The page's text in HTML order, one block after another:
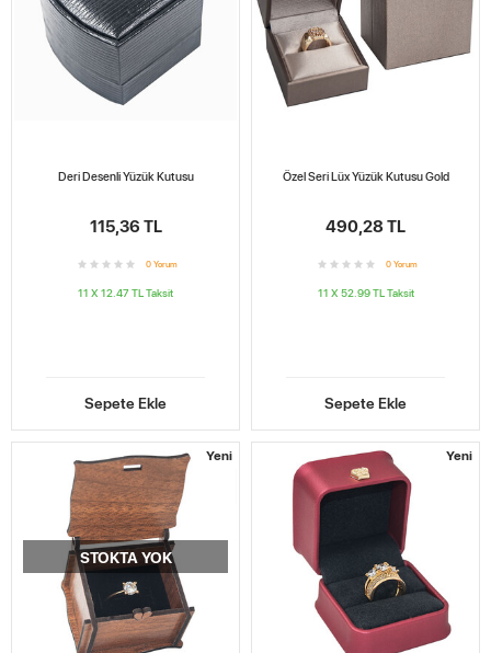
Deri Desenli Yüzük Kutusu
115,36 TL
0 Yorum
11 X 12.47 TL Taksit
Sepete Ekle
Özel Seri Lüx Yüzük Kutusu Gold
490,28 TL
0 Yorum
11 X 52.99 TL Taksit
Sepete Ekle
Yeni
STOKTA YOK
Yeni